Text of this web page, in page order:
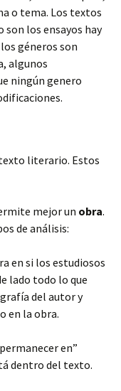
o tema. Los textos
los ensayos hay
géneros son
algunos
ningún genero
literario. Estos
mejor un obra.
de análisis:
en si los estudiosos
lado todo lo que
del autor y
en la obra.
en”
dentro del texto.